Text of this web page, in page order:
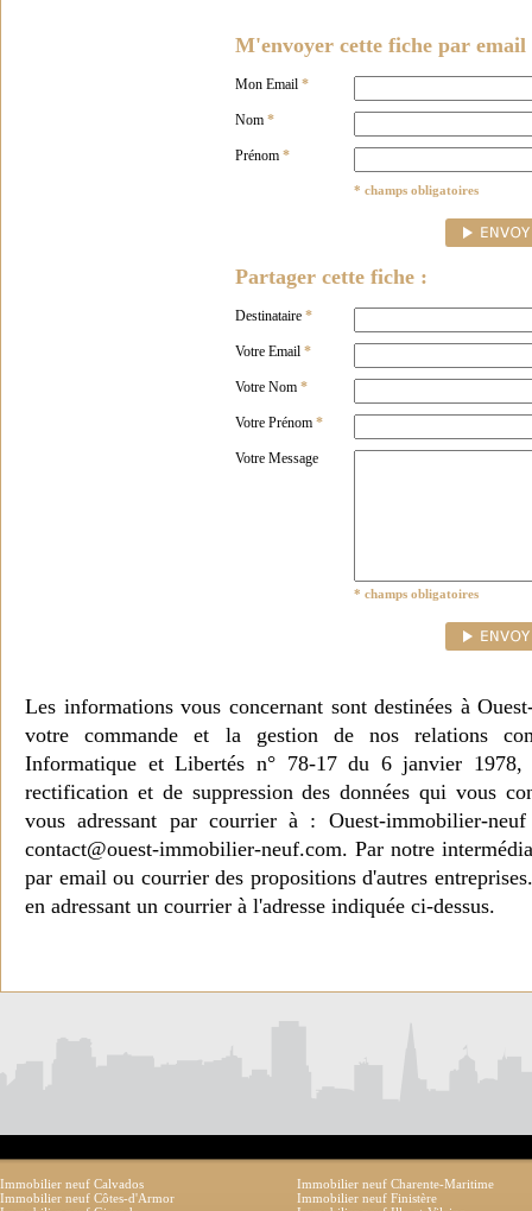
M'envoyer cette fiche par email
Mon Email *
Nom *
Prénom *
* champs obligatoires
Partager cette fiche :
Destinataire *
Votre Email *
Votre Nom *
Votre Prénom *
Votre Message
* champs obligatoires
Les informations vous concernant sont destinées à
votre commande et la gestion de nos relations
Informatique et Libertés n° 78-17 du 6 janvier 1978,
rectification et de suppression des données qui vous
vous adressant par courrier à : Ouest-immobilier-
contact@ouest-immobilier-neuf.com. Par notre
par email ou courrier des propositions d'autres
en adressant un courrier à l'adresse indiquée ci-dessus.
Immobilier neuf Calvados
Immobilier neuf Charente-Maritime
Immobilier neuf Côtes-d'Armor
Immobilier neuf Finistère